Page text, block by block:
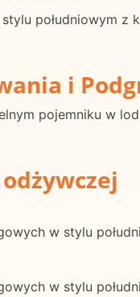
południowym z
i
pojemniku w
w stylu
w stylu